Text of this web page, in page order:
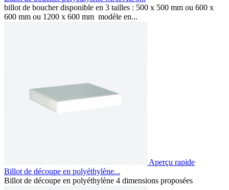
billot de boucher disponible en 3 tailles : 500 x 500 mm ou 600 x
600 mm ou 1200 x 600 mm modèle en...
Aperçu rapide
Billot de découpe en polyéthylène...
Billot de découpe en polyéthylène 4 dimensions proposées